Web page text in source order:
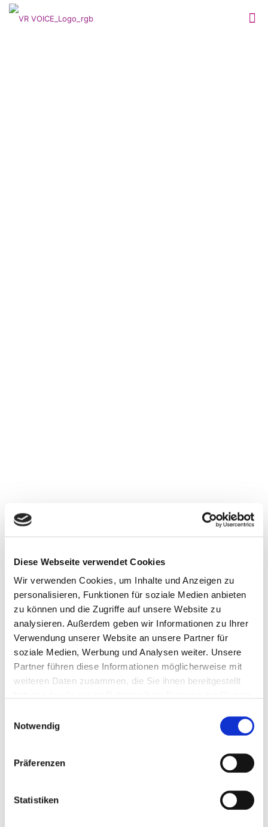
Diese Webseite verwendet Cookies
Wir verwenden Cookies, um Inhalte und Anzeigen zu
personalisieren, Funktionen für soziale Medien anbieten
zu können und die Zugriffe auf unsere Website zu
analysieren. Außerdem geben wir Informationen zu Ihrer
Verwendung unserer Website an unsere Partner für
soziale Medien, Werbung und Analysen weiter. Unsere
Partner führen diese Informationen möglicherweise mit
weiteren Daten zusammen, die Sie ihnen bereitgestellt
Notwendig
Präferenzen
Statistiken